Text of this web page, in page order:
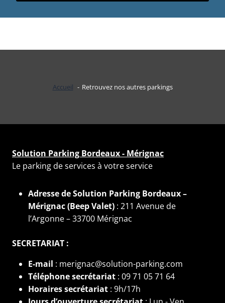
Accueil Retrouvez nos autres parkings
Solution Parking Bordeaux - Mérignac
Le parking de services à votre service
Adresse de Solution Parking Bordeaux –
Mérignac (Beep Valet) : 211 Avenue de
l’Argonne – 33700 Mérignac
SECRETARIAT :
E-mail : merignac@solution-parking.com
Téléphone secrétariat : 09 71 05 71 64
Horaires secrétariat : 9h/17h